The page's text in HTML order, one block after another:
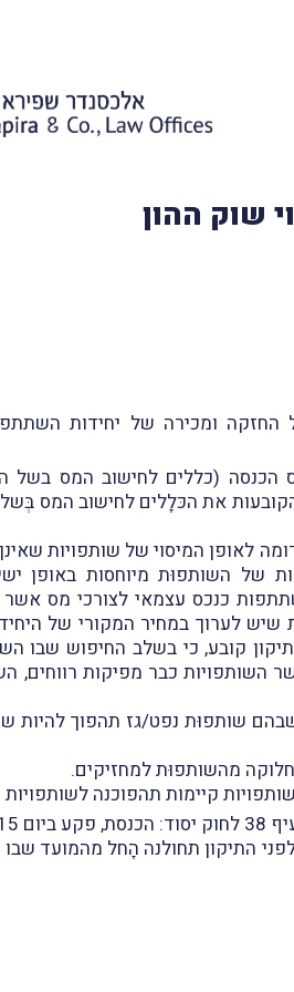
שוק ההון
ומכירה של יחידות
הכנסה (כללים לחישוב המס
את הכּלָלים לחישוב המס
לאופן המיסוי של שותפויות
של השותפוּת מיוחסות באופן
כנכס עצמאי לצורכי מס אשר
שיש לערוך במחיר המקורי של
קובע, כי בשלב החיפוש שבו
כבר מפיקות רווחים,
שותפוּת נפט/גז תהפוך להיות
חלוקה מהשותפוּת למחזיקים.
קיימות תהפוכנה לשותפויות